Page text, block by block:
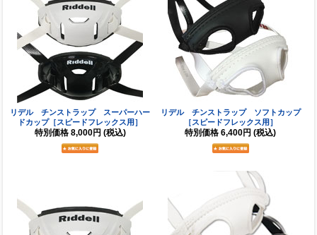
リデル チンストラップ スーパーハー
ドカップ［スピードフレックス用］
特別価格 8,000円 (税込)
リデル チンストラップ ソフトカップ
［スピードフレックス用］
特別価格 6,400円 (税込)